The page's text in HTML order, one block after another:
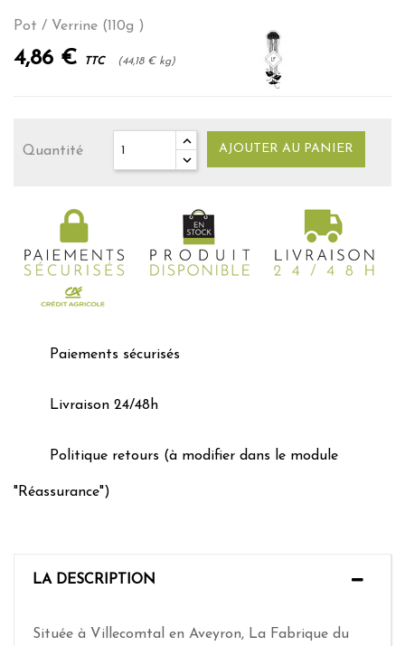
Pot / Verrine (110g )
4,86 € TTC (44,18 € kg)
Quantité AJOUTER AU PANIER
Paiements sécurisés
Livraison 24/48h
Politique retours (à modifier dans le module
"Réassurance")
LA DESCRIPTION
Située à Villecomtal en Aveyron, La Fabrique du